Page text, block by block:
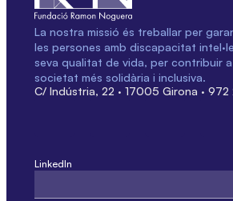
La nostra missió és treballar per
les persones amb discapacitat
seva qualitat de vida, per contribuir a
societat més solidària i inclusiva.
C/ Indústria, 22 · 17005 Girona · 972
LinkedIn